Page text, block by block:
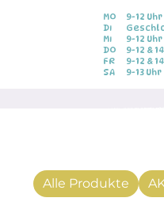
MO
DI
MI
DO
FR
SA
9-12 Uhr
9-12 Uhr
9-12 &
9-12 &
9-13 Uhr
Alle Produkte